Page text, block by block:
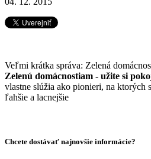
Veľmi krátka správa: Zelená
Zelenú domácnostiam - užite si
vlastne slúžia ako pionieri, na
ľahšie a lacnejšie
Chcete dostávať najnovšie informácie?